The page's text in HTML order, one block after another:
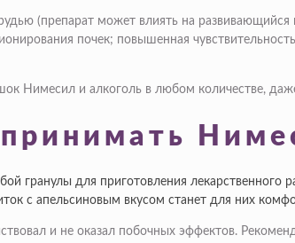
(препарат может влиять на
почек; повышенная
Нимесил и алкоголь в любом количестве,
гранулы для приготовления
с апельсиновым вкусом станет для них
и не оказал побочных эффектов.